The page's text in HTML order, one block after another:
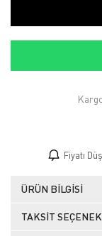
Fiyatı
ÜRÜN BILGISI
TAKSIT